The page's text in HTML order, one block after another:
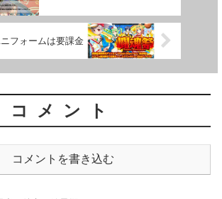
フォームは要課金
コメント
コメントを書き込む